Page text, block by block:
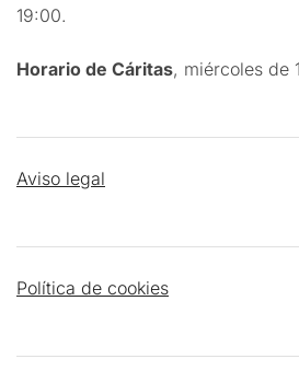
19:00.
Horario de Cáritas, miércoles de
Aviso legal
Política de cookies